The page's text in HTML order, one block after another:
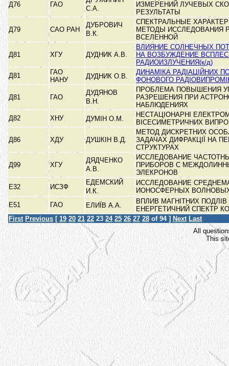
Д76 ГАО
С.А.
ИЗМЕРЕНИЙ ЛУЧЕВЫХ
РЕЗУЛЬТАТЫ
Д79 САО РАН
ДУБРОВИЧ
В.К.
СПЕКТРАЛЬНЫЕ
МЕТОДЫ ИССЛЕДОВАНИЯ
ВСЕЛЕННОЙ
Д81 ХГУ ДУДНИК А.В.
ВЛИЯНИЕ СОЛНЕЧНЫХ
НА ВОЗБУЖДЕНИЕ
РАДИОИЗЛУЧЕНИЯ(к/д)
Д81
ГАО
НАНУ
ДУДНИК О.В.
ДИНАМІКА РАДІАЦІЙНИХ
ФОНОВОГО
Д81 ГАО
ДУДЯНОВ
В.Н.
ПРОБЛЕМА ПОВЫШЕНИЯ
РАЗРЕШЕНИЯ ПРИ
НАБЛЮДЕНИЯХ
Д82
ХНУ ДУМІН О.М.
НЕСТАЦІОНАРНІ
ВІСЕСИМЕТРИЧНИХ
Д86 ХДУ ДУШКІН В.Д.
МЕТОД ДИСКРЕТНИХ
ЗАДАЧАХ ДИФРАКЦІЇ НА
СТРУКТУРАХ
Д99 ХГУ
ДЯДЧЕНКО
А.В.
ИССЛЕДОВАНИЕ
ПРИБОРОВ С
ЭЛЕКРОНОВ
Е32
ИСЗФ
ЕДЕМСКИЙ
И.К.
ИССЛЕДОВАНИЕ
ИОНОСФЕРНЫХ
Е51
ГАО ЕЛИЇВ А.А.
ВПЛИВ МАГНІТНИХ
ЕНЕРГЕТИЧНИЙ СПЕКТР
First Previous [ 19 20 21 22 23 24 25 26 27 28 of 94 ] Next Last
All
This